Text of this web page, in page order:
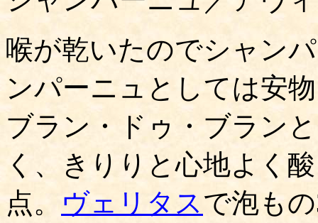
喉が乾いたのでシャン
ンパーニュとしては安
ブラン・ドゥ・ブラン
く、きりりと心地よく
点。 ヴェリタスで泡も